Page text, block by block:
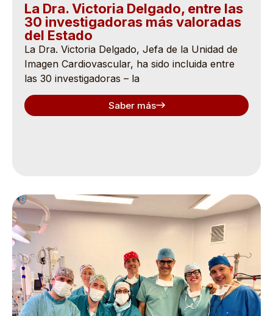
La Dra. Victoria Delgado, entre las
30 investigadoras más valoradas
del Estado
La Dra. Victoria Delgado, Jefa de la Unidad de
Imagen Cardiovascular, ha sido incluida entre
las 30 investigadoras – la
Saber más